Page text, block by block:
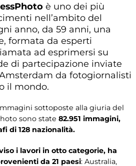
Photo è uno dei più
nell’ambito del
anno, da 59 anni, una
formata da esperti
ad esprimersi su
di partecipazione inviate
da fotogiornalisti
il mondo.
sottoposte alla giuria del
sono state 82.951 immagini,
di 128 nazionalità.
i lavori in otto categorie, ha
da 21 paesi: Australia,